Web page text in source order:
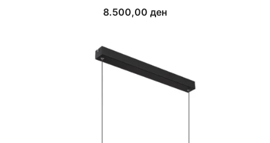
8.500,00 ден